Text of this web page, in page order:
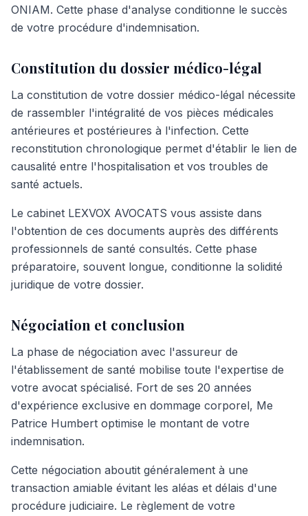
ONIAM. Cette phase d'analyse conditionne le succès
de votre procédure d'indemnisation.
Constitution du dossier médico-légal
La constitution de votre dossier médico-légal nécessite
de rassembler l'intégralité de vos pièces médicales
antérieures et postérieures à l'infection. Cette
reconstitution chronologique permet d'établir le lien de
causalité entre l'hospitalisation et vos troubles de
santé actuels.
Le cabinet LEXVOX AVOCATS vous assiste dans
l'obtention de ces documents auprès des différents
professionnels de santé consultés. Cette phase
préparatoire, souvent longue, conditionne la solidité
juridique de votre dossier.
Négociation et conclusion
La phase de négociation avec l'assureur de
l'établissement de santé mobilise toute l'expertise de
votre avocat spécialisé. Fort de ses 20 années
d'expérience exclusive en dommage corporel, Me
Patrice Humbert optimise le montant de votre
indemnisation.
Cette négociation aboutit généralement à une
transaction amiable évitant les aléas et délais d'une
procédure judiciaire. Le règlement de votre